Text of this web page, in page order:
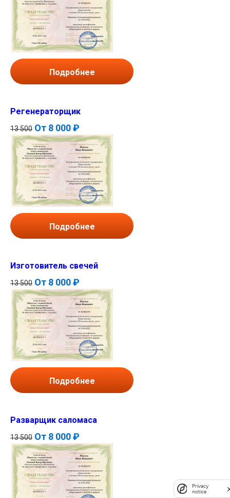
Подробнее
Регенераторщик
13 500 От 8 000 ₽
Подробнее
Изготовитель свечей
13 500 От 8 000 ₽
Подробнее
Разварщик саломаса
13 500 От 8 000 ₽
Privacy
notice